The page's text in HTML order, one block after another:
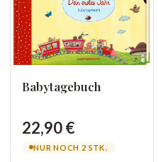
Babytagebuch
22,90 €
NUR NOCH 2 STK.